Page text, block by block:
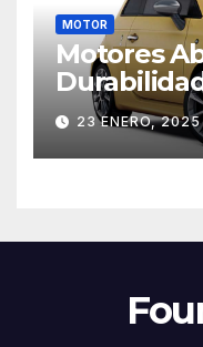
MOTOR
Motores
el Tiempo
23 ENERO, 2025